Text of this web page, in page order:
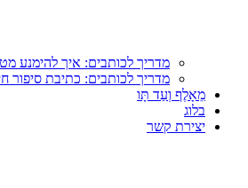
מדריך לכותבים: איך להימנע
מדריך לכותבים: כתיבת סיפור
מֵאָלֶף וְעַד תָּו
בלוג
יצירת קשר